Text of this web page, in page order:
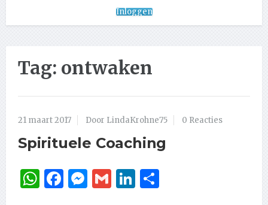
Inloggen
Tag: ontwaken
21 maart 2017 Door LindaKrohne75 0 Reacties
Spirituele Coaching
WhatsApp
Facebook
Messenger
GmailLinkedIn